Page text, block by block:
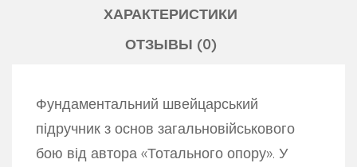
ХАРАКТЕРИСТИКИ
ОТЗЫВЫ (0)
Фундаментальний швейцарський
підручник з основ загальновійськового
бою від автора «Тотального опору». У